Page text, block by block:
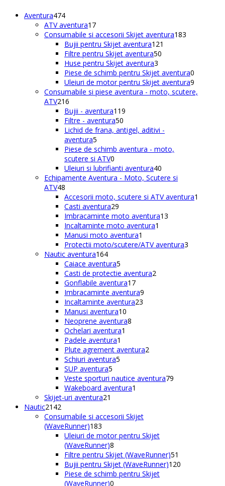
Aventura474474
de
produse
ATV aventura1717
produse
Consumabile si accesorii Skijet aventura183
Bujii pentru Skijet aventura121
Filtre pentru Skijet aventura50
produse
Huse pentru Skijet aventura3
produse
Piese de schimb pentru Skijet aventura0
Uleiuri de motor pentru Skijet aventura9
produse
Consumabile si piese aventura - moto, scutere,
ATV216
produse
Bujii - aventura119
Filtre - aventura50
de
Lichid de frana, antigel, aditivi -
aventura5
produse
Piese de schimb aventura - moto,
scutere si ATV0
produse
Uleiuri si lubrifianti aventura40
de
Echipamente Aventura - Moto, Scutere si
ATV48
de
produse
Accesorii moto, scutere si ATV aventura1
Casti aventura29
de
produse
Imbracaminte moto aventura13
Incaltaminte moto aventura1
Manusi moto aventura1
produs
Protectii moto/scutere/ATV aventura3
Nautic aventura164164
de
produse
Caiace aventura5
produse
Casti de protectie aventura2
Gonflabile aventura1717
produse
Imbracaminte aventura9
Incaltaminte aventura23
Manusi aventura10
produse
Neoprene aventura8
Ochelari aventura1
Padele aventura1
produs
Plute agrement aventura2
Schiuri aventura5
SUP aventura5
produse
Veste sporturi nautice aventura79
Wakeboard aventura1
Skijet-uri aventura21
produse
Nautic2142
de
produse
Consumabile si accesorii Skijet
(WaveRunner)183
de
produse
Uleiuri de motor pentru Skijet
(WaveRunner)8
produse
Filtre pentru Skijet (WaveRunner)51
de
Bujii pentru Skijet (WaveRunner)120
Piese de schimb pentru Skijet
(WaveRunner)0